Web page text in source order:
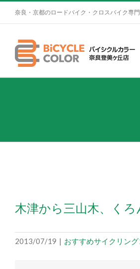
奈良・京都のロードバイク・クロスバイク専
木津から三山木、くろ
2013/07/19 | おすすめサイクリング